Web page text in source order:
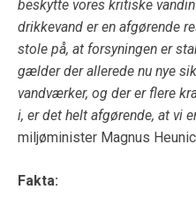
beskytte vores kritiske
drikkevand er en afgørende
stole på, at forsyningen er
gælder der allerede nu nye
vandværker, og der er flere
i, er det helt afgørende, at vi
miljøminister Magnus
Fakta: